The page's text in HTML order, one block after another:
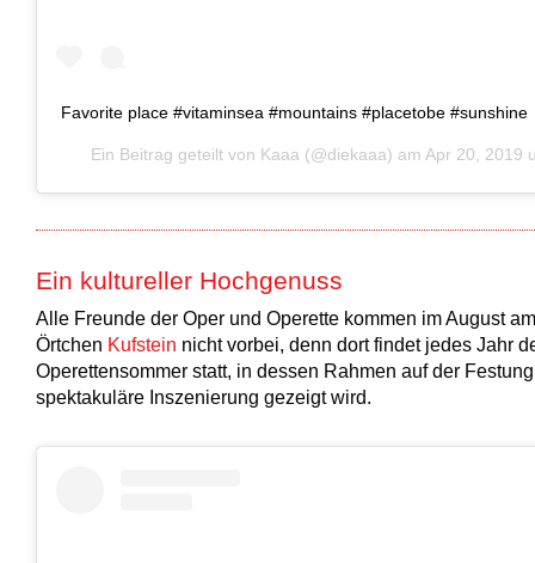
Favorite place #vitaminsea #mountains #placetobe #sunshine
Ein Beitrag geteilt von Kaaa (@diekaaa) am Apr 20, 2019
Ein kultureller Hochgenuss
Alle Freunde der Oper und Operette kommen im August
Örtchen Kufstein nicht vorbei, denn dort findet jedes Jahr
Operettensommer statt, in dessen Rahmen auf der
spektakuläre Inszenierung gezeigt wird.